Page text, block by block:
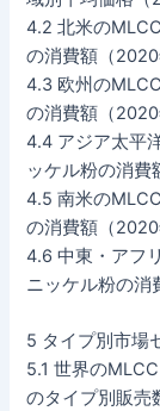
4.2 北米の
の消費額（2020
4.3 欧州の
の消費額（2020
4.4 アジア太平
ッケル粉の消費
4.5 南米の
の消費額（2020
4.6 中東・アフ
ニッケル粉の消
5 タイプ別市場
5.1 世界の
のタイプ別販売